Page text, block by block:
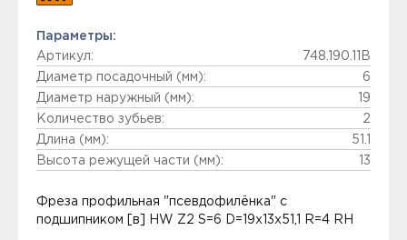
Параметры:
Артикул:
748.190.11B
Диаметр посадочный (мм):
6
Диаметр наружный (мм):
19
Количество зубьев:
2
Длина (мм):
51.1
Высота режущей части (мм):
13
Фреза профильная "псевдофилёнка" с
подшипником [в] HW Z2 S=6 D=19x13x51,1 R=4 RH